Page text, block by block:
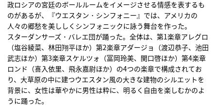
政ロシアの宮廷のボールルームをイメージさせる情感を表するも
のがあるが、『ウエスタン・シンフォニー』では、アメリカの
人々の郷愁を美ししくシンフォニックに詠う舞台を作った。
スターダンサーズ・バレエ団が踊った。全体は、第1楽章アレグロ
（塩谷綾菜、林田翔平ほか）第2楽章アダージョ（渡辺恭子、池田
武志ほか）第3楽章スケルツォ（冨岡玲美、関口啓ほか）第4楽章
ロンド（喜入依里、飛永嘉尉ほか）の4つの楽章で構成されてお
り、大草原の中に建つウエスタン風の大きな建物のシルエットを
背景に、女性は華やかに男性は粋に、明るく自由を楽しむかのよ
うに踊った。